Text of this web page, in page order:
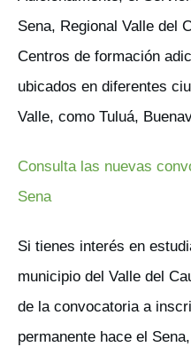
Sena, Regional Valle del
Centros de formación
ubicados en diferentes
Valle, como Tuluá,
Consulta las nuevas
Sena
Si tienes interés en
municipio del Valle del
de la convocatoria a
permanente hace el